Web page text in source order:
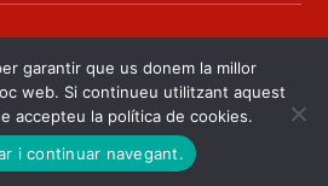
per – Digital34
garantir que us donem la millor
web. Si continueu utilitzant aquest
accepteu la política de cookies.
i continuar navegant.